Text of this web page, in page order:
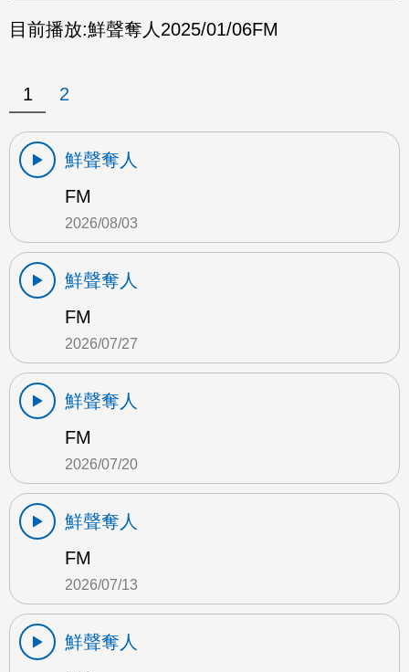
目前播放:鮮聲奪人2025/01/06FM
1 2
鮮聲奪人
FM
2026/08/03
鮮聲奪人
FM
2026/07/27
鮮聲奪人
FM
2026/07/20
鮮聲奪人
FM
2026/07/13
鮮聲奪人